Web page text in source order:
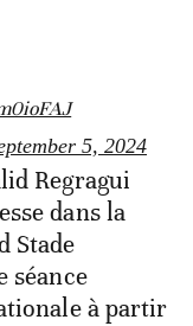
5, 2024
Regragui
dans la
Stade
séance
à partir